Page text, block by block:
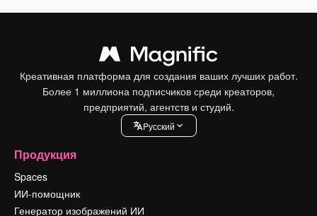
Креативная платформа для создания ваших лучших работ.
Более 1 миллиона подписчиков среди креаторов,
предприятий, агентств и студий.
Pусский
Продукция
Spaces
ИИ-помощник
Генератор изображений ИИ